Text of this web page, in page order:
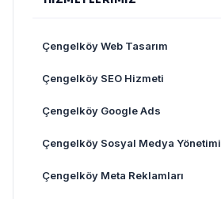
Çengelköy Web Tasarım
Çengelköy SEO Hizmeti
Çengelköy Google Ads
Çengelköy Sosyal Medya Yönetimi
Çengelköy Meta Reklamları